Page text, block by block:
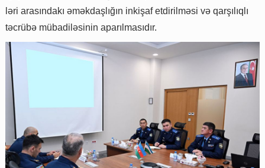
ləri arasındakı əməkdaşlığın inkişaf etdirilməsi və qarşılıqlı
təcrübə mübadiləsinin aparılmasıdır.